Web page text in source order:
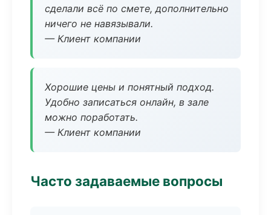
сделали всё по смете, дополнительно
ничего не навязывали.
— Клиент компании
Хорошие цены и понятный подход.
Удобно записаться онлайн, в зале
можно поработать.
— Клиент компании
Часто задаваемые вопросы